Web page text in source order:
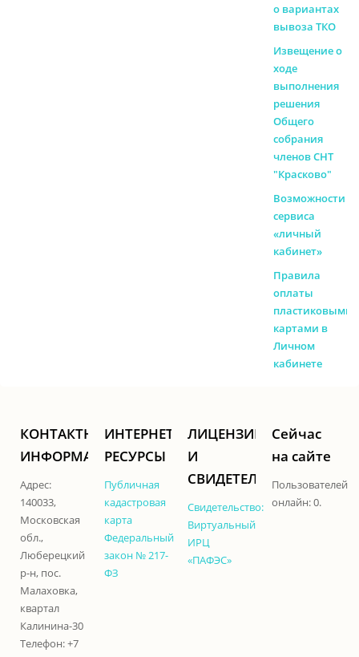
о вариантах
вывоза ТКО
Извещение о
ходе
выполнения
решения
Общего
собрания
членов СНТ
"Красково"
Возможности
сервиса
«личный
кабинет»
Правила
оплаты
пластиковыми
картами в
Личном
кабинете
КОНТАКТНАЯ
ИНФОРМАЦИЯ
Адрес:
140033,
Московская
обл.,
Люберецкий
р-н, пос.
Малаховка,
квартал
Калинина-30
Телефон: +7
ИНТЕРНЕТ-
РЕСУРСЫ
Публичная
кадастровая
карта
Федеральный
закон № 217-
ФЗ
ЛИЦЕНЗИИ
И
СВИДЕТЕЛЬСТВА
Свидетельство:
Виртуальный
ИРЦ
«ПАФЭС»
Сейчас
на сайте
Пользователей
онлайн: 0.